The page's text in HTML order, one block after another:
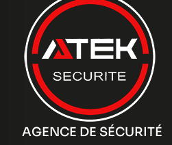
AGENCE DE SÉCURITÉ